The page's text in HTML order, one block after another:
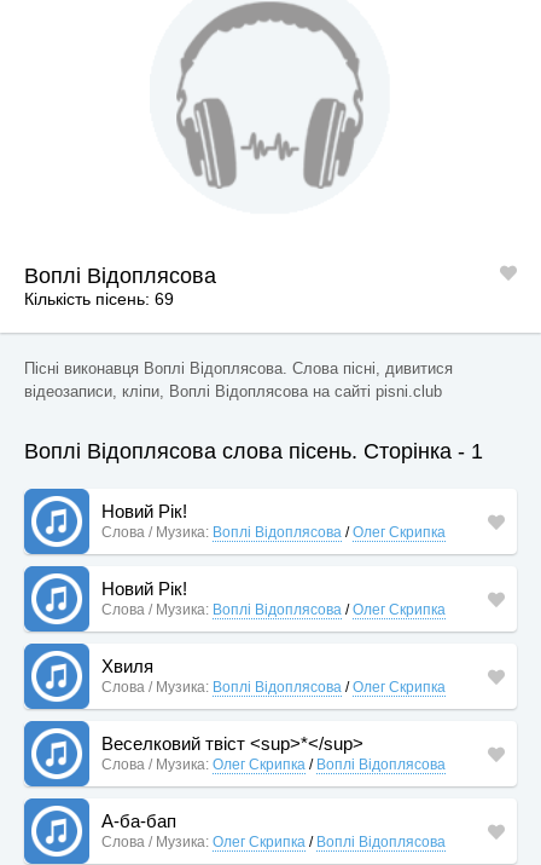
Воплі Відоплясова
Кількість пісень: 69
Пісні виконавця Воплі Відоплясова. Слова пісні, дивитися
відеозаписи, кліпи, Воплі Відоплясова на сайті pisni.club
Воплі Відоплясова слова пісень. Сторінка - 1
Новий Рік!
Слова / Музика: Воплі Відоплясова /Олег Скрипка
Новий Рік!
Слова / Музика: Воплі Відоплясова /Олег Скрипка
Хвиля
Слова / Музика: Воплі Відоплясова /Олег Скрипка
Веселковий твіст <sup>*</sup>
Слова / Музика: Олег Скрипка / Воплі Відоплясова
А-ба-бап
Слова / Музика: Олег Скрипка / Воплі Відоплясова